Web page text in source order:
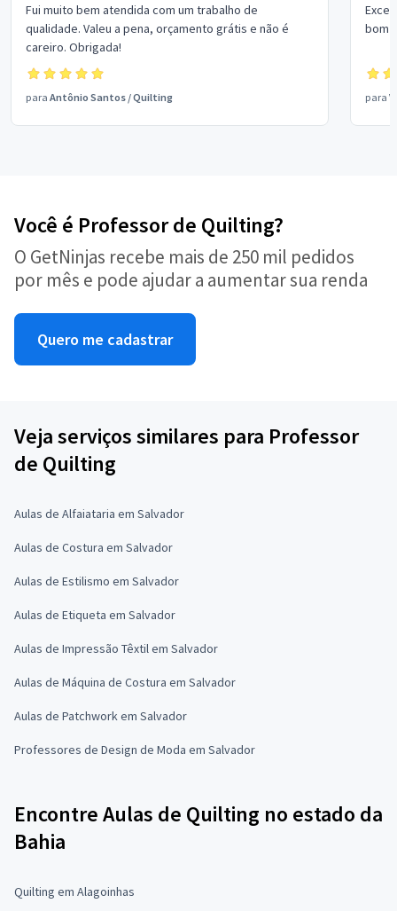
Fui muito bem atendida com um trabalho de
qualidade. Valeu a pena, orçamento grátis e não é
careiro. Obrigada!
para Antônio Santos /Quilting
bom
para
Você é Professor de Quilting?
O GetNinjas recebe mais de 250 mil pedidos
por mês e pode ajudar a aumentar sua renda
Quero me cadastrar
Veja serviços similares para Professor
de Quilting
Aulas de Alfaiataria em Salvador
Aulas de Costura em Salvador
Aulas de Estilismo em Salvador
Aulas de Etiqueta em Salvador
Aulas de Impressão Têxtil em Salvador
Aulas de Máquina de Costura em Salvador
Aulas de Patchwork em Salvador
Professores de Design de Moda em Salvador
Encontre Aulas de Quilting no estado da
Bahia
Quilting em Alagoinhas